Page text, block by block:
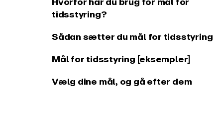
tidsstyring?
Sådan sætter du mål for tidsstyring
Mål for tidsstyring [eksempler]
Vælg dine mål, og gå efter dem